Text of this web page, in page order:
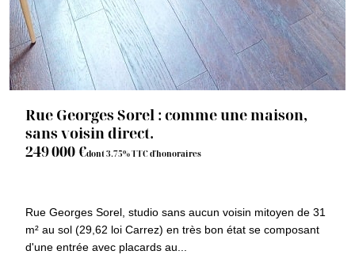
Rue Georges Sorel : comme une maison,
sans voisin direct.
249 000 €dont 3.75% TTC d'honoraires
Rue Georges Sorel, studio sans aucun voisin mitoyen de 31
m² au sol (29,62 loi Carrez) en très bon état se composant
d'une entrée avec placards au...